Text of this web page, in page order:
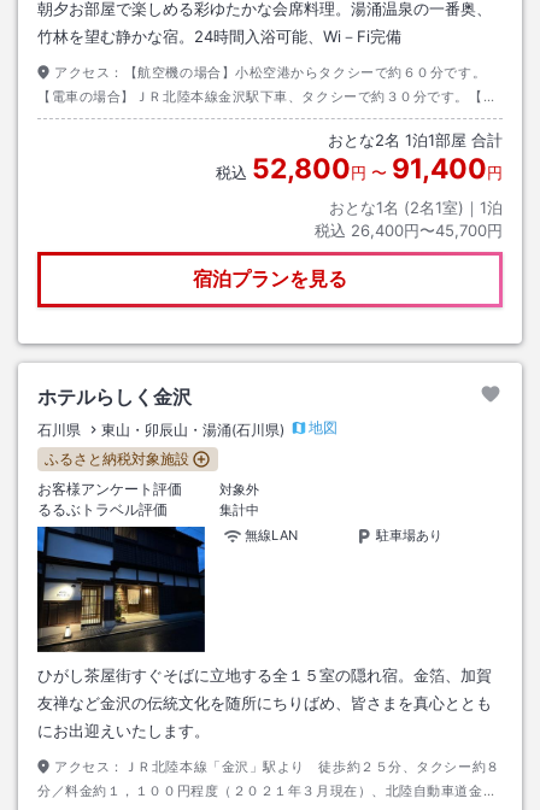
朝夕お部屋で楽しめる彩ゆたかな会席料理。湯涌温泉の一番奥、
竹林を望む静かな宿。24時間入浴可能、Wi－Fi完備
アクセス：
【航空機の場合】小松空港からタクシーで約６０分です。
【電車の場合】ＪＲ北陸本線金沢駅下車、タクシーで約３０分です。【お
車の場合】北陸自動車道金沢森本Ｉ．Ｃより金沢環状道路経由で約４０分
おとな2名 1泊1部屋 合計
税込 52,800円 〜 91,400円
おとな1名 (2名1室)｜ 1泊
税込 26,400円〜45,700円
宿泊プランを見る
ホテルらしく金沢
石川県 東山・卯辰山・湯涌(石川県)
地図
ふるさと納税対象施設
お客様アンケート評価
対象外
るるぶトラベル評価
集計中
無線LAN
駐車場あり
ひがし茶屋街すぐそばに立地する全１５室の隠れ宿。金箔、加賀
友禅など金沢の伝統文化を随所にちりばめ、皆さまを真心ととも
にお出迎えいたします。
アクセス：
ＪＲ北陸本線「金沢」駅より 徒歩約２５分、タクシー約８
分／料金約１，１００円程度（２０２１年３月現在）、北陸自動車道金沢